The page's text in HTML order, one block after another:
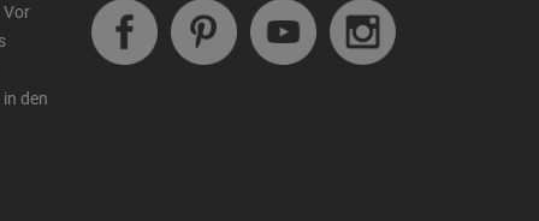
Vor
den